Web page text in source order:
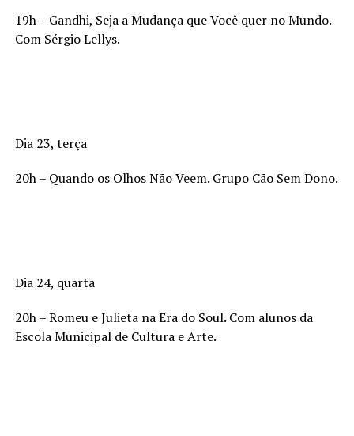
19h – Gandhi, Seja a Mudança que Você quer no Mundo.
Com Sérgio Lellys.
Dia 23, terça
20h – Quando os Olhos Não Veem. Grupo Cão Sem Dono.
Dia 24, quarta
20h – Romeu e Julieta na Era do Soul. Com alunos da
Escola Municipal de Cultura e Arte.